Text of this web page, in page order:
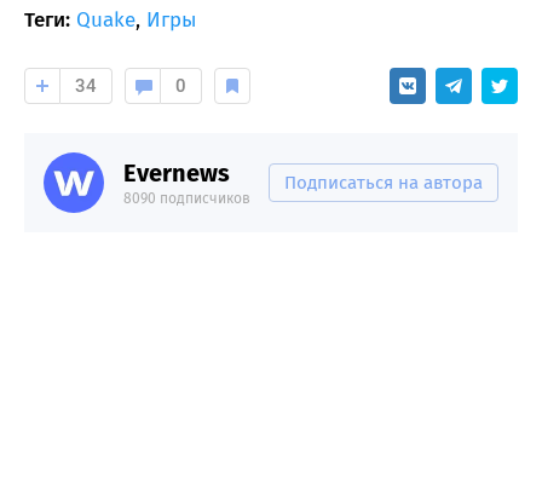
Теги: Quake, Игры
34 0
Evernews
8090 подписчиков
Подписаться на автора